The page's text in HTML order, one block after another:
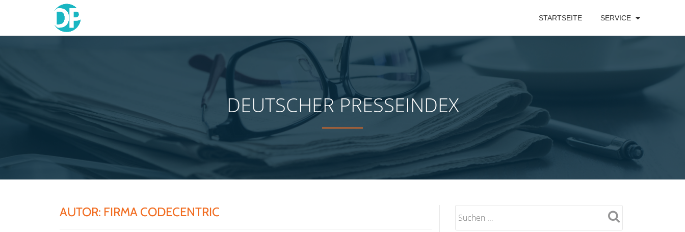
STARTSEITE SERVICE
DEUTSCHER PRESSEINDEX
AUTOR: FIRMA CODECENTRIC